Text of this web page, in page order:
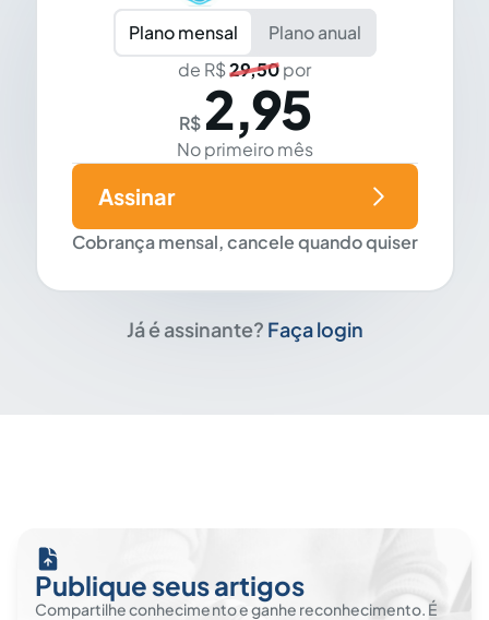
Plano mensal
Plano anual
de R$29,50por
R$ 2,95
No primeiro mês
Cobrança mensal, cancele quando quiser
Assinar
Já é assinante? Faça login
Publique seus artigos
Compartilhe conhecimento e ganhe reconhecimento. É